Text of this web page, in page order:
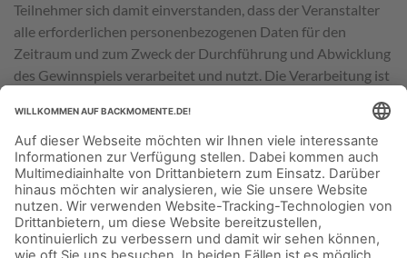
Teilnehmer sich damit einverstanden, dass der Veranstalter
alle erforderlichen personenbezogenen Daten für den
Zeitraum und zum Zweck der Durchführung und Abwicklung
des Gewinnspiels verarbeitet und nutzt. Die Verarbeitung ist
Teilnehmer ist oder zur Durchführung von vorvertraglichen
Maßnahmen erforderlich, die auf Anfrage des Teilnehmers
erfolgen (Art. 6 Abs. 1 lit. b DSGVO).
6.2 Die personenbezogenen Daten des Inhabers werden
nicht über das Ende des Gewinnspiels hinaus verarbeitet und
genutzt.